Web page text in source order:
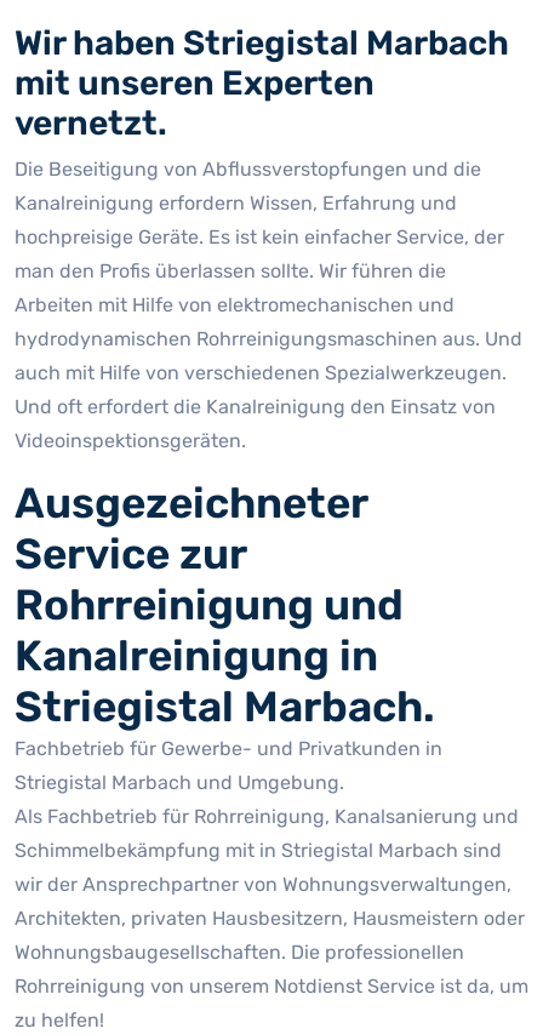
Wir haben Striegistal Marbach
mit unseren Experten
vernetzt.
Die Beseitigung von Abflussverstopfungen und die
Kanalreinigung erfordern Wissen, Erfahrung und
hochpreisige Geräte. Es ist kein einfacher Service, der
man den Profis überlassen sollte. Wir führen die
Arbeiten mit Hilfe von elektromechanischen und
hydrodynamischen Rohrreinigungsmaschinen aus. Und
auch mit Hilfe von verschiedenen Spezialwerkzeugen.
Und oft erfordert die Kanalreinigung den Einsatz von
Videoinspektionsgeräten.
Ausgezeichneter
Service zur
Rohrreinigung und
Kanalreinigung in
Striegistal Marbach.
Fachbetrieb für Gewerbe- und Privatkunden in
Striegistal Marbach und Umgebung.
Als Fachbetrieb für Rohrreinigung, Kanalsanierung und
Schimmelbekämpfung mit in Striegistal Marbach sind
wir der Ansprechpartner von Wohnungsverwaltungen,
Architekten, privaten Hausbesitzern, Hausmeistern oder
Wohnungsbaugesellschaften. Die professionellen
Rohrreinigung von unserem Notdienst Service ist da, um
zu helfen!